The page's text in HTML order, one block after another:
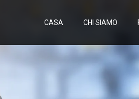
CASA CHI SIAMO